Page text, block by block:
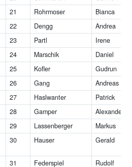
21 Rohrmoser
Bianca
22 Dengg
Andrea
23 Partl
Irene
24 Marschik
Daniel
25 Kofler
Gudrun
26 Gang
Andreas
27 Haslwanter
Patrick
28 Gamper
Alexander
29 Lassenberger
Markus
30 Hauser Gerald
31 Federspiel Rudolf